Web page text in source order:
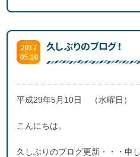
2017
05.10
久しぶりのブログ！
平成29年5月10日 （水曜日）
こんにちは。
久しぶりのブログ更新・・・申